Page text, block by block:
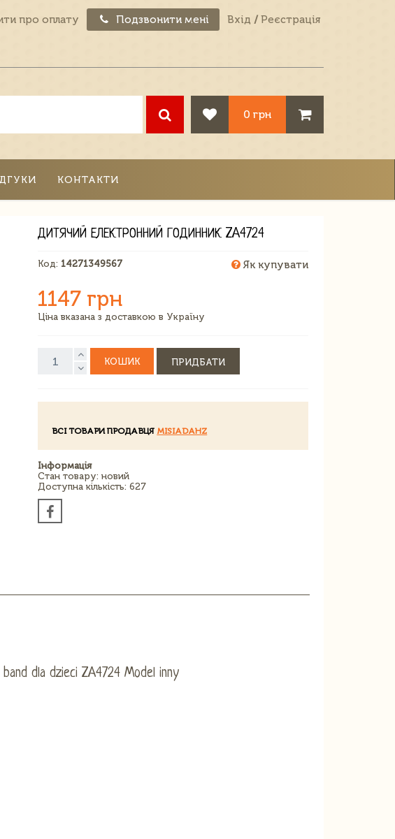
про оплату Подзвонити мені Вхід / Реєстрація
0 грн
КОНТАКТИ
ДИТЯЧИЙ ЕЛЕКТРОННИЙ ГОДИННИК ZA4724
Код: 14271349567 Як купувати
1147 грн
Ціна вказана з доставкою в Україну
КОШИК ПРИДБАТИ
ВСІ ТОВАРИ ПРОДАВЦЯ MISIADAHZ
Інформація
Стан товару: новий
Доступна кількість: 627